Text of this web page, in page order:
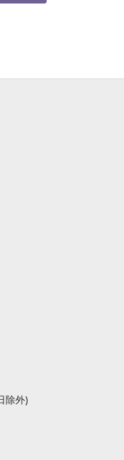
敷 #益膚水 3 分鐘（打
精緻度提升了，透著自
不是喝飽水了！感謝Cici
除外)